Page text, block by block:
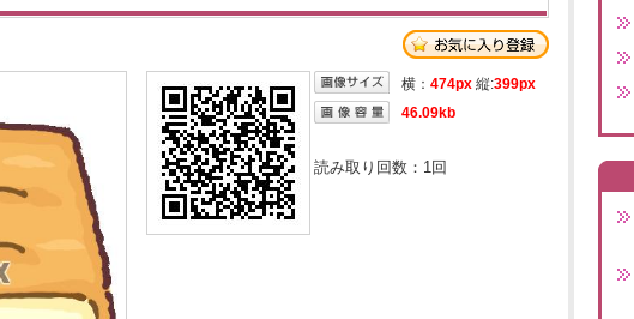
横： 474px 縦:399px
46.09kb
読み取り回数： 1回